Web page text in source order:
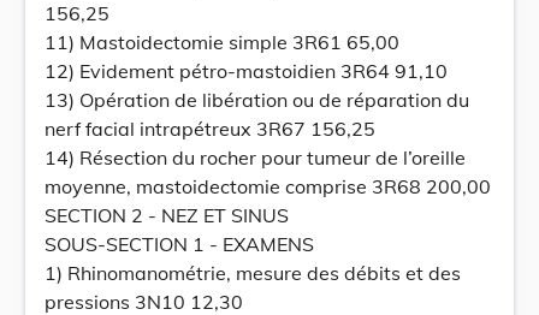
156,25
11) Mastoidectomie simple 3R61 65,00
12) Evidement pétro-mastoidien 3R64 91,10
13) Opération de libération ou de réparation du
nerf facial intrapétreux 3R67 156,25
14) Résection du rocher pour tumeur de l’oreille
moyenne, mastoidectomie comprise 3R68 200,00
SECTION 2 - NEZ ET SINUS
SOUS-SECTION 1 - EXAMENS
1) Rhinomanométrie, mesure des débits et des
pressions 3N10 12,30